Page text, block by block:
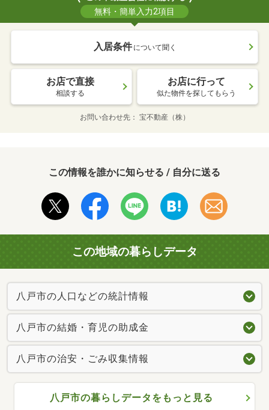
無料・簡単入力2項目
入居条件 について聞く
お店で直接
相談する
お店に行って
似た物件を探してもらう
お問い合わせ先 宝不動産（株）
この情報を誰かに知らせる / 自分に送る
この地域の暮らしデータ
八戸市の人口などの統計情報
八戸市の結婚・育児の助成金
八戸市の治安・ごみ収集情報
八戸市の暮らしデータをもっと見る